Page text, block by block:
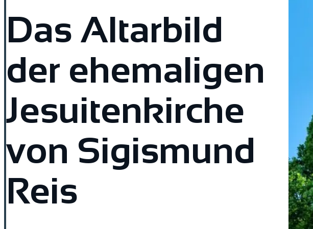
Das Altarbild
der ehemaligen
Jesuitenkirche
von Sigismund
Reis